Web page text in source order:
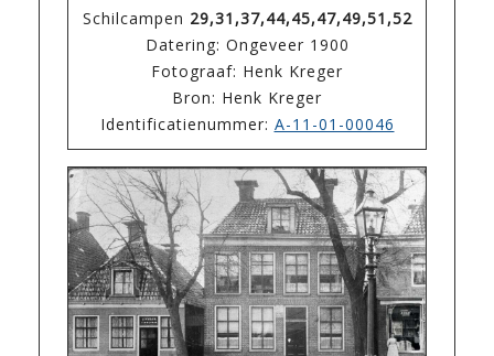
Schilcampen 29,31,37,44,45,47,49,51,52
Datering: Ongeveer 1900
Fotograaf: Henk Kreger
Bron: Henk Kreger
Identificatienummer: A-11-01-00046